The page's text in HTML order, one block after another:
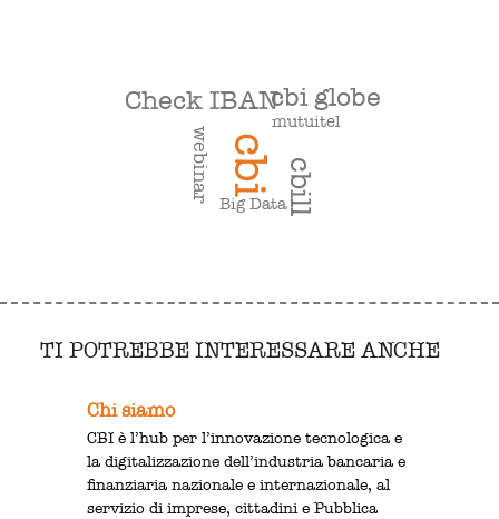
cbi cbill
cbi globe
Check IBAN
webinar
mutuitel
Big Data
TI POTREBBE INTERESSARE ANCHE
Chi siamo
CBI è l’hub per l’innovazione tecnologica e
la digitalizzazione dell’industria bancaria e
finanziaria nazionale e internazionale, al
servizio di imprese, cittadini e Pubblica